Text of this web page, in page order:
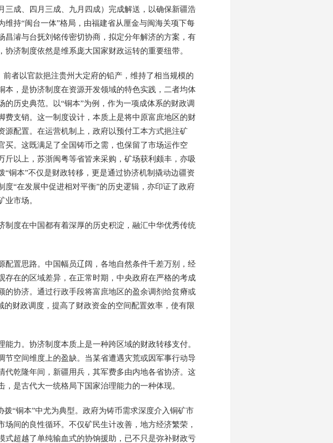
成、四月三成、九月四成）完成解送，以确保新疆浩
持“闽台一体”格局，由福建省从厘金与闽海关项下每
昌濬与台抚刘铭传密切协商，拟定分年解济的方案，有
济制度依然是维系庞大国家财政运转的重要纽带。
者以官款挹注贵州大定府的铅产，维持了相当规模的
，是协济制度在资源开发领域的特色实践，二者均体
历史典范。以“铜本”为例，作为一项成体系的财政调
支销。这一制度设计，本质上是将中原富庶地区的财
配置。在运营机制上，政府以预付工本方式挹注矿
。这既满足了全国铸币之需，也保留了市场运作空
以上，苏浙闽粤等省皆来采购，矿场获利颇丰，亦吸
铜本”不仅是财政转移，更是通过协济机制撬动边疆资
“在发展中促进相对平衡”的历史逻辑，亦印证了政府
市场。
度在中国都有着深厚的历史积淀，融汇中华优秀传统
置思路。中国幅员辽阔，各地自然条件千差万别，经
在的区域差异，在正常时期，中央政府在严格的考成
协济。通过行政手段将富庶地区的盈余调剂给贫瘠或
财政调度，提高了财政资金的空间配置效率，使有限
。协济制度本质上是一种跨区域的财政转移支付。
空间维度上的盈缺。当某省遭遇灾荒或因军事行动导
乾隆年间，新疆用兵，其军费多由内地各省协济。这
是古代大一统格局下国家治理能力的一种体现。
“铜本”中尤为典型。政府为铸币需求深度介入铜矿市
间的良性循环。不仅矿民生计改善，地方经济繁荣，
超越了单纯输血式的协饷援助，已不只是弥补财政亏